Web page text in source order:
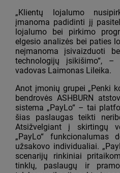
„Klientų lojalumo
įmanoma padidinti jį
lojalumo bei pirkimo
elgesio analizės bei paties
neįmanoma įsivaizduoti
technologijų įsikišimo“, –
vadovas Laimonas Lileika.
Anot įmonių grupei „Penki
bendrovės ASHBURN
sistema „PayLo“ – tai
šias paslaugas teikti
Atsižvelgiant į skirtingų
„PayLo“ funkcionalumas
užsakovo individualiai.
scenarijų rinkiniai
tinklų, paslaugų ir